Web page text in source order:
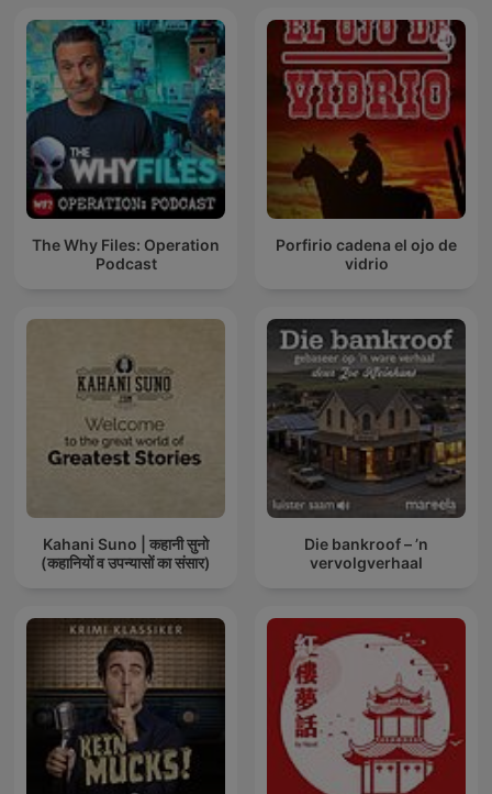
The Why Files: Operation
Podcast
Porfirio cadena el ojo de
vidrio
Kahani Suno | कहानी सुनो
(कहानियों व उपन्यासों का संसार)
Die bankroof – ’n
vervolgverhaal